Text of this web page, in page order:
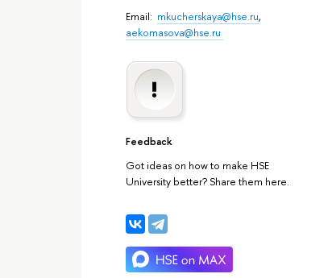
Email: mkucherskaya@hse.ru,
aekomasova@hse.ru
Feedback
Got ideas on how to make HSE
University better? Share them here.